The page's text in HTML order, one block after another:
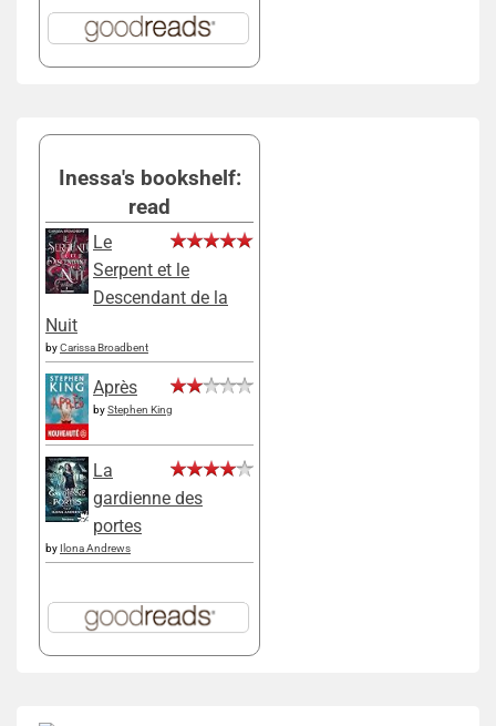
Inessa's bookshelf:
read
Le
Serpent et le
Descendant de la
Nuit
byCarissa Broadbent
Après
byStephen King
La
gardienne des
portes
by Ilona Andrews